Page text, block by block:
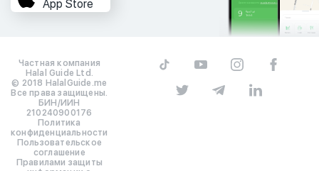
App Store
Частная компания
Halal Guide Ltd.
© 2018 HalalGuide.me
Все права защищены.
БИН/ИИН
210240900176
Политика
конфиденциальности
Пользовательское
соглашение
Правилами защиты